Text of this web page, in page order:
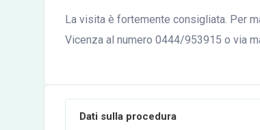
La visita è fortemente consigliata. Per
Vicenza al numero 0444/953915 o via
Dati sulla procedura